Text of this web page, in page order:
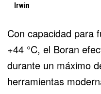
Irwin
Con capacidad para
+44 °C, el Boran
durante un máximo
herramientas